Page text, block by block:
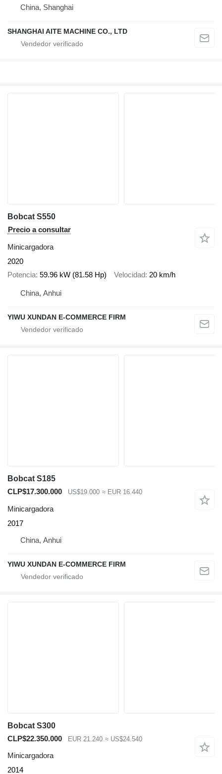
China, Shanghai
SHANGHAI AITE MACHINE CO., LTD
Bobcat S550
Precio a consultar
Minicargadora
2020
Potencia 59.96 kW (81.58 Hp) Velocidad 20 km/h
China, Anhui
YIWU XUNDAN E-COMMERCE FIRM
Bobcat S185
CLP$17.300.000
US$19.000 ≈ EUR 16.440
Minicargadora
2017
China, Anhui
YIWU XUNDAN E-COMMERCE FIRM
Bobcat S300
CLP$22.350.000
EUR 21.240 ≈ US$24.540
Minicargadora
2014